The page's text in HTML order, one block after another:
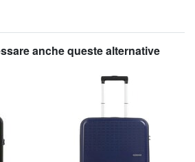
anche queste alternative